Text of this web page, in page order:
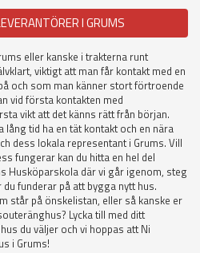
I GRUMS
eller kanske i trakterna runt
viktigt att man får kontakt med en
och som man känner stort förtroende
vid första kontakten med
vikt att det känns rätt från början.
tid ha en tät kontakt och en nära
dess lokala representant i Grums. Vill
fungerar kan du hitta en hel del
Husköparskola där vi går igenom, steg
funderar på att bygga nytt hus.
står på önskelistan, eller så kanske er
Lycka till med ditt
du väljer och vi hoppas att Ni
i Grums!